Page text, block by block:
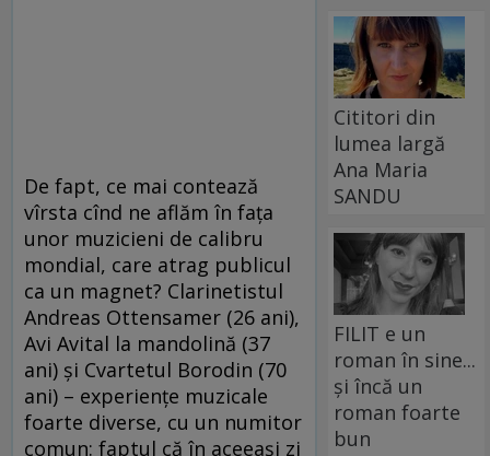
De fapt, ce mai contează
vîrsta cînd ne aflăm în fața
unor muzicieni de calibru
mondial, care atrag publicul
ca un magnet? Clarinetistul
Andreas Ottensamer (26 ani),
Avi Avital la mandolină (37
ani) și Cvartetul Borodin (70
ani) – experiențe muzicale
foarte diverse, cu un numitor
comun: faptul că în aceeași zi
Cititori din
lumea largă
Ana Maria
SANDU
FILIT e un
roman în sine...
și încă un
roman foarte
bun